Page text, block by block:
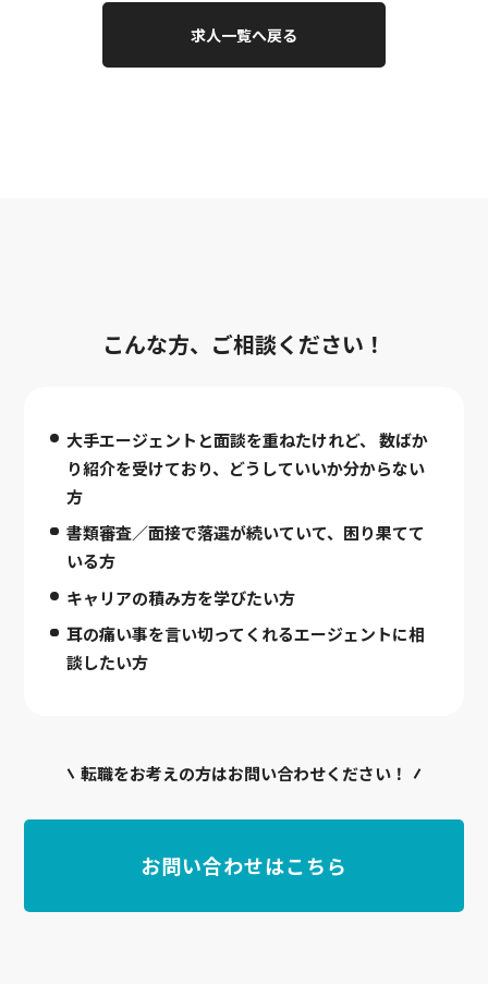
求人一覧へ戻る
こんな方、ご相談ください！
大手エージェントと面談を重ねたけれど、
数ばか
り紹介を受けており、どうしていいか分からない
方
書類審査／面接で落選が続いていて、困り果てて
いる方
キャリアの積み方を学びたい方
耳の痛い事を言い切ってくれるエージェントに相
談したい方
転職をお考えの方はお問い合わせください！
お問い合わせはこちら